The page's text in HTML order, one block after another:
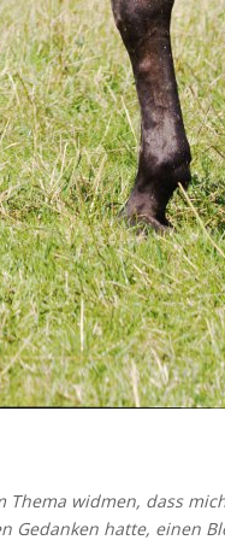
widmen, dass
Gedanken hatte, einen